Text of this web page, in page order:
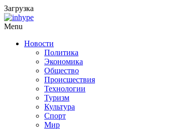
Загрузка
Menu
Новости
Политика
Экономика
Общество
Происшествия
Технологии
Туризм
Культура
Спорт
Мир